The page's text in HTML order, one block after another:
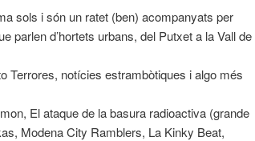
sols i són un ratet (ben) acompanyats per
parlen d’hortets urbans, del Putxet a la Vall de
Terrores, notícies estrambòtiques i algo més
El ataque de la basura radioactiva (grande
Modena City Ramblers, La Kinky Beat,